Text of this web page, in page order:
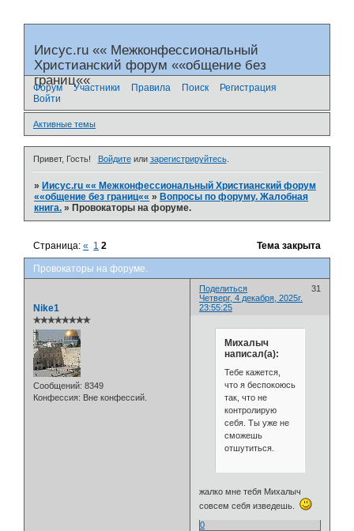
Иисус.ru «« Межконфессиональный
Христианский форум ««общение без
границ««
Форум Участники Правила Поиск
Регистрация
Войти
Активные темы
Привет, Гость! Войдитеили зарегистрируйтесь.
»Иисус.ru «« Межконфессиональный Христианский форум
««общение без границ«« »Вопросы по форуму. Жалобная
книга. »Провокаторы на форуме.
Провокаторы на форуме.
Страница:« 1 2 Тема закрыта
Поделиться
31
Четверг, 4 декабря, 2025г.
23:55:25
Nike1
✯✯✯✯✯✯✯✯
Сообщений: 8349
Конфессия: Вне конфессий.
Михалыч
написал(а):
Тебе кажется,
что я беспокоюсь
так, что не
контролирую
себя. Ты уже не
сможешь
отшутиться.
жалко мне тебя Михалыч
совсем себя изведешь.
0